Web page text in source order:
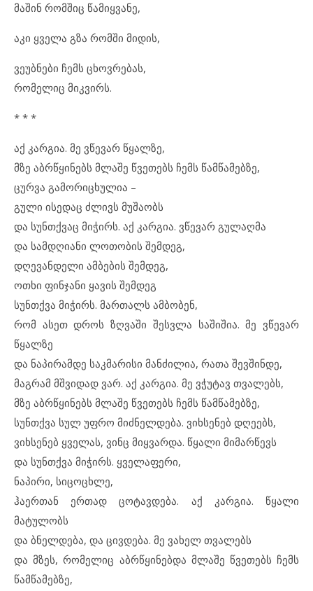
მაშინ რომშიც წამიყვანე,
აკი ყველა გზა რომში მიდის,
ვეუბნები ჩემს ცხოვრებას,
რომელიც მიკვირს.
* * *
აქ კარგია. მე ვწევარ წყალზე,
მზე აბრწყინებს მლაშე წვეთებს ჩემს წამწამებზე,
ცურვა გამორიცხულია –
გული ისედაც ძლივს მუშაობს
და სუნთქვაც მიჭირს. აქ კარგია. ვწევარ გულაღმა
და სამდღიანი ლოთობის შემდეგ,
დღევანდელი ამბების შემდეგ,
ოთხი ფინჯანი ყავის შემდეგ
სუნთქვა მიჭირს. მართალს ამბობენ,
რომ ასეთ დროს ზღვაში შესვლა საშიშია. მე ვწევარ
წყალზე
და ნაპირამდე საკმარისი მანძილია, რათა შევშინდე,
მაგრამ მშვიდად ვარ. აქ კარგია. მე ვჭუტავ თვალებს,
მზე აბრწყინებს მლაშე წვეთებს ჩემს წამწამებზე,
სუნთქვა სულ უფრო მიძნელდება. ვიხსენებ დღეებს,
ვიხსენებ ყველას, ვინც მიყვარდა. წყალი მიმარწევს
და სუნთქვა მიჭირს. ყველაფერი,
ნაპირი, სიცოცხლე,
ჰაერთან ერთად ცოტავდება. აქ კარგია. წყალი
მატულობს
და ბნელდება, და ცივდება. მე ვახელ თვალებს
და მზეს, რომელიც აბრწყინებდა მლაშე წვეთებს ჩემს
წამწამებზე,